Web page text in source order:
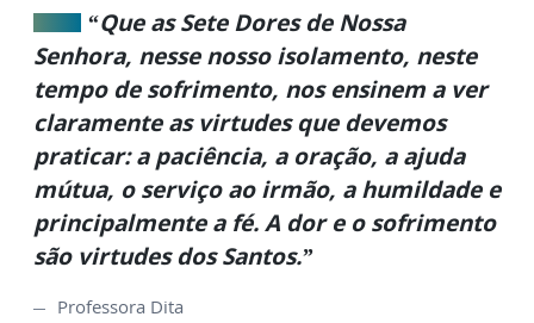
“Que as Sete Dores de Nossa
Senhora, nesse nosso isolamento, neste
tempo de sofrimento, nos ensinem a ver
claramente as virtudes que devemos
praticar: a paciência, a oração, a ajuda
mútua, o serviço ao irmão, a humildade e
principalmente a fé. A dor e o sofrimento
são virtudes dos Santos.”
Professora Dita